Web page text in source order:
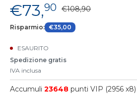
€73,90 €108,90
Risparmio: €35,00
ESAURITO
Spedizione gratis
IVA inclusa
Accumuli 23648 punti VIP (2956 x8)